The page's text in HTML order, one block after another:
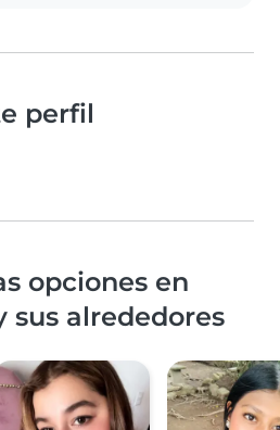
perfil
opciones en
sus alrededores